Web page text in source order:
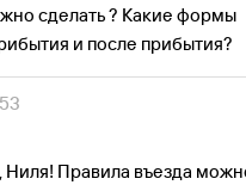
сделать ? Какие формы
и после прибытия?
Ниля! Правила въезда